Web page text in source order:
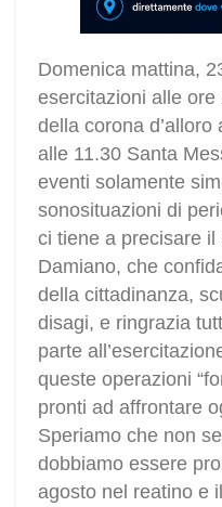
Domenica mattina,
esercitazioni alle
della corona
alle 11.30 Santa
eventi solamente
sonosituazioni di
ci tiene a precisare
Damiano, che
della cittadinanza,
disagi, e ringrazia
parte
queste operazioni
pronti ad affrontare
Speriamo che non
dobbiamo essere
agosto nel reatino e